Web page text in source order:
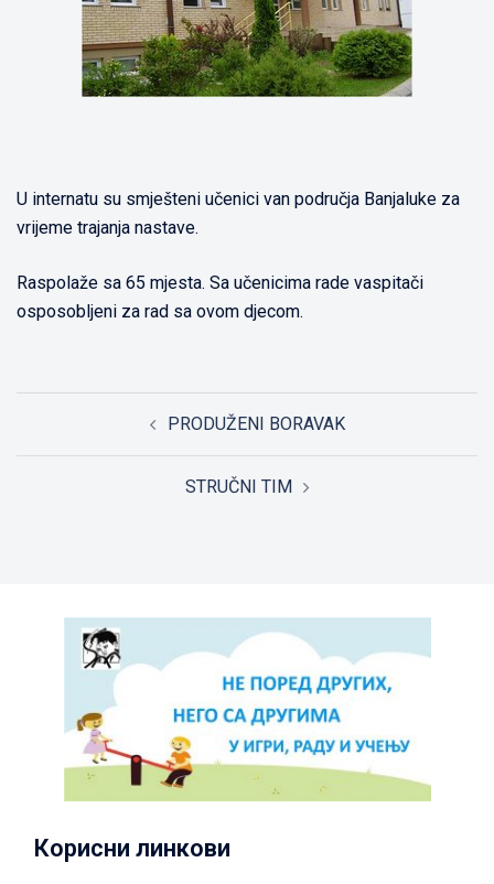
U internatu su smješteni učenici van područja Banjaluke za
vrijeme trajanja nastave.
Raspolaže sa 65 mjesta. Sa učenicima rade vaspitači
osposobljeni za rad sa ovom djecom.
PRODUŽENI BORAVAK
STRUČNI TIM
Корисни линкови